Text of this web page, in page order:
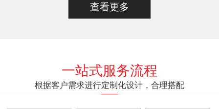
查看更多
一站式服务流程
根据客户需求进行定制化设计，合理搭配